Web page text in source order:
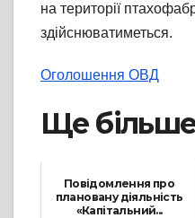
на території
здійснюватиметься.
Оголошення ОВД
Ще
Повідомлення про
плановану діяльність
«Капітальний...